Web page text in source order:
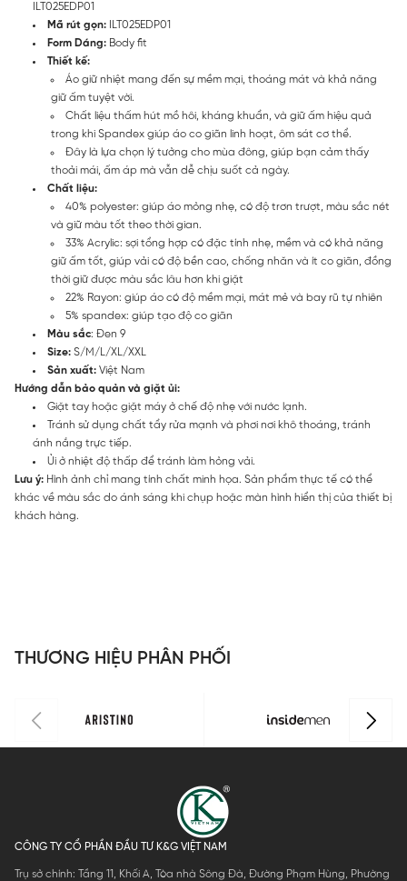
ILT025EDP01
Mã rút gọn: ILT025EDP01
Form Dáng: Body fit
Thiết kế:
Áo giữ nhiệt mang đến sự mềm mại, thoáng mát và khả năng
giữ ấm tuyệt vời.
Chất liệu thấm hút mồ hôi, kháng khuẩn, và giữ ấm hiệu quả
trong khi Spandex giúp áo co giãn linh hoạt, ôm sát cơ thể.
Đây là lựa chọn lý tưởng cho mùa đông, giúp bạn cảm thấy
thoải mái, ấm áp mà vẫn dễ chịu suốt cả ngày.
Chất liệu:
40% polyester: giúp áo mỏng nhẹ, có độ trơn trượt, màu sắc nét
và giữ màu tốt theo thời gian.
33% Acrylic: sợi tổng hợp có đặc tính nhẹ, mềm và có khả năng
giữ ấm tốt, giúp vải có độ bền cao, chống nhăn và ít co giãn, đồng
thời giữ được màu sắc lâu hơn khi giặt
22% Rayon: giúp áo có độ mềm mại, mát mẻ và bay rũ tự nhiên
5% spandex: giúp tạo độ co giãn
Màu sắc: Đen 9
Size: S/M/L/XL/XXL
Sản xuất: Việt Nam
Hướng dẫn bảo quản và giặt ủi:
Giặt tay hoặc giặt máy ở chế độ nhẹ với nước lạnh.
Tránh sử dụng chất tẩy rửa mạnh và phơi nơi khô thoáng, tránh
ánh nắng trực tiếp.
Ủi ở nhiệt độ thấp để tránh làm hỏng vải.
Lưu ý: Hình ảnh chỉ mang tính chất minh họa. Sản phẩm thực tế có thể
khác về màu sắc do ánh sáng khi chụp hoặc màn hình hiển thị của thiết bị
khách hàng.
THƯƠNG HIỆU PHÂN PHỐI
CÔNG TY CỔ PHẦN ĐẦU TƯ K&G VIỆT NAM
Trụ sở chính: Tầng 11, Khối A, Tòa nhà Sông Đà, Đường Phạm Hùng, Phường